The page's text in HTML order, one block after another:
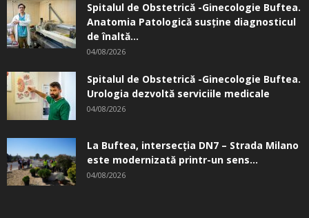
Spitalul de Obstetrică -Ginecologie Buftea.
Anatomia Patologică susţine diagnosticul
de înaltă...
04/08/2026
Spitalul de Obstetrică -Ginecologie Buftea.
Urologia dezvoltă serviciile medicale
04/08/2026
La Buftea, intersecţia DN7 – Strada Milano
este modernizată printr-un sens...
04/08/2026